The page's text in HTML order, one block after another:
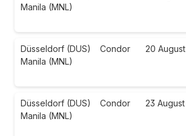
Manila (MNL)
Düsseldorf (DUS)
Manila (MNL)
Condor 20 August
Düsseldorf (DUS)
Manila (MNL)
Condor 23 August